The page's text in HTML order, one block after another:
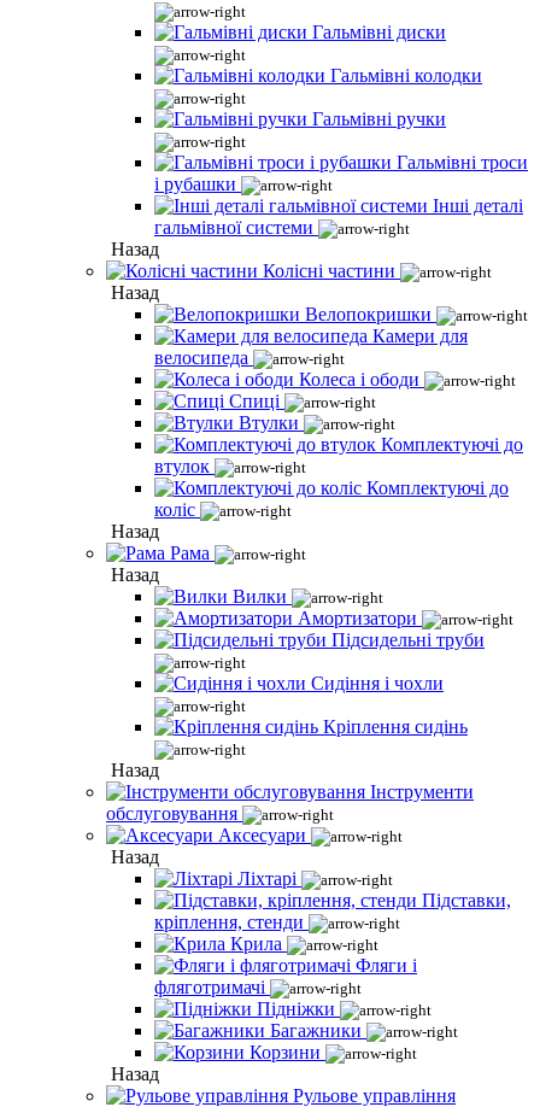
Гальмівні диски
Гальмівні колодки
Гальмівні ручки
Гальмівні троси
і рубашки
Інші деталі
гальмівної системи
Назад
Колісні частини
Назад
Велопокришки
Камери для
велосипеда
Колеса і ободи
Спиці
Втулки
Комплектуючі до
втулок
Комплектуючі до
коліс
Назад
Рама
Назад
Вилки
Амортизатори
Підсидельні труби
Сидіння і чохли
Кріплення сидінь
Назад
Інструменти
обслуговування
Аксесуари
Назад
Ліхтарі
Підставки,
кріплення, стенди
Крила
Фляги і
фляготримачі
Підніжки
Багажники
Корзини
Назад
Рульове управління